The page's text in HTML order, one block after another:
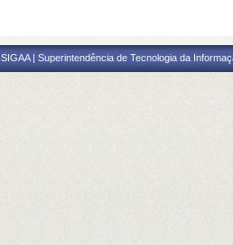
SIGAA | Superintendência de Tecnologia da